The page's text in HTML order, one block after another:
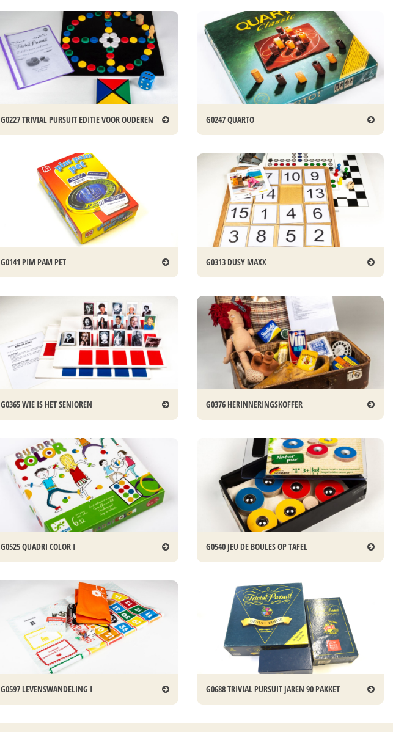
G0227 TRIVIAL PURSUIT EDITIE VOOR OUDEREN G0247 QUARTO
G0141 PIM PAM PET G0313 DUSY MAXX
G0365 WIE IS HET SENIOREN G0376 HERINNERINGSKOFFER
G0525 QUADRI COLOR I G0540 JEU DE BOULES OP TAFEL
G0597 LEVENSWANDELING I G0688 TRIVIAL PURSUIT JAREN 90 PAKKET